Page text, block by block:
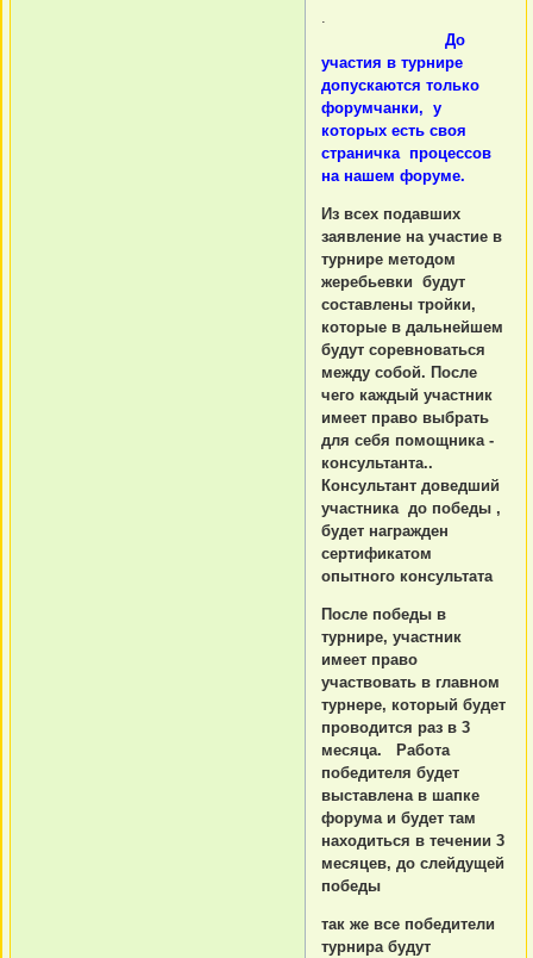
До
участия в турнире
допускаются только
форумчанки, у
которых есть своя
страничка процессов
на нашем форуме.
Из всех подавших
заявление на участие в
турнире методом
жеребьевки будут
составлены тройки,
которые в дальнейшем
будут соревноваться
между собой. После
чего каждый участник
имеет право выбрать
для себя помощника -
консультанта..
Консультант доведший
участника до победы ,
будет награжден
сертификатом
опытного консультата
После победы в
турнире, участник
имеет право
участвовать в главном
турнере, который будет
проводится раз в 3
месяца. Работа
победителя будет
выставлена в шапке
форума и будет там
находиться в течении 3
месяцев, до слейдущей
победы
так же все победители
турнира будут